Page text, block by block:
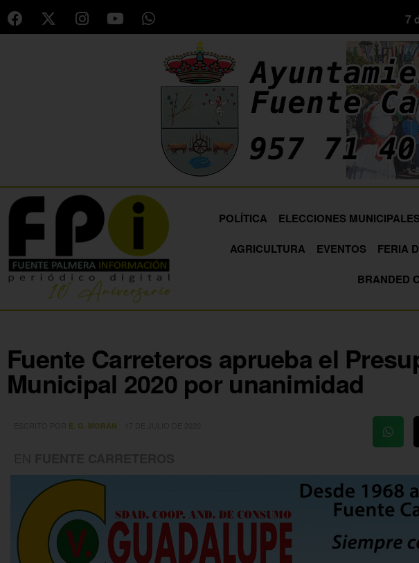
7
POLÍTICA ELECCIONES MUNICIPALES
AGRICULTURA
EVENTOS FERIA
BRANDED
Fuente Carreteros aprueba el
Municipal 2020 por unanimidad
E. G. MORÁN